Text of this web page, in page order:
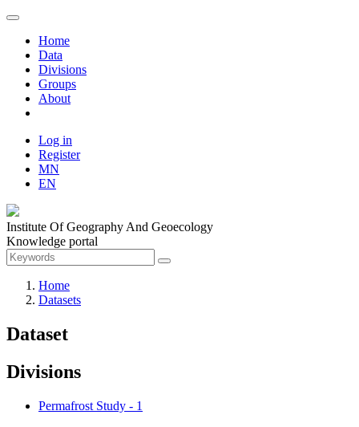
Home
Data
Divisions
Groups
About
Log in
Register
MN
EN
Institute Of Geography And Geoecology
Knowledge portal
Home
Datasets
Dataset
Divisions
Permafrost Study - 1